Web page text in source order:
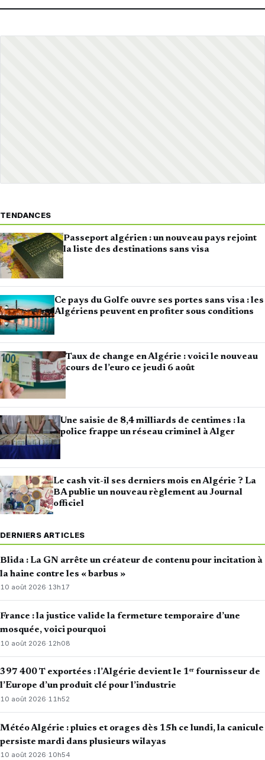
TENDANCES
Passeport algérien : un nouveau pays rejoint
la liste des destinations sans visa
Ce pays du Golfe ouvre ses portes sans visa : les
Algériens peuvent en profiter sous conditions
Taux de change en Algérie : voici le nouveau
cours de l’euro ce jeudi 6 août
Une saisie de 8,4 milliards de centimes : la
police frappe un réseau criminel à Alger
Le cash vit-il ses derniers mois en Algérie ? La
BA publie un nouveau règlement au Journal
officiel
DERNIERS ARTICLES
Blida : La GN arrête un créateur de contenu pour incitation à
la haine contre les « barbus »
10 août 2026·13h17
France : la justice valide la fermeture temporaire d’une
mosquée, voici pourquoi
10 août 2026· 12h08
397 400 T exportées : l’Algérie devient le 1ᵉʳ fournisseur de
l’Europe d’un produit clé pour l’industrie
10 août 2026·11h52
Météo Algérie : pluies et orages dès 15h ce lundi, la canicule
persiste mardi dans plusieurs wilayas
10 août 2026·10h54